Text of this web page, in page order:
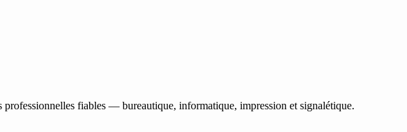
fiables — bureautique, informatique, impression et signalétique.